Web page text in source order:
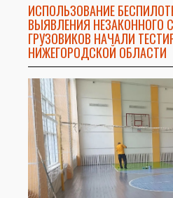
ИСПОЛЬЗОВАНИЕ
ВЫЯВЛЕНИЯ НЕЗАКОННОГО
ГРУЗОВИКОВ НАЧАЛИ
НИЖЕГОРОДСКОЙ ОБЛАСТИ